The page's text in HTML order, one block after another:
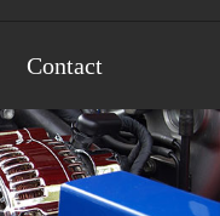
Contact